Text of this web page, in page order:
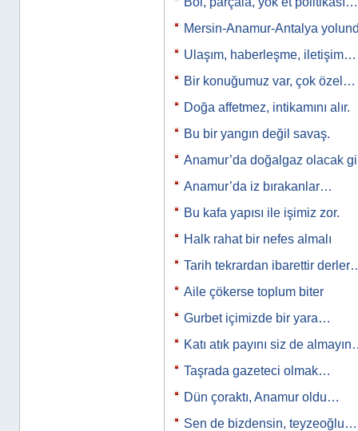
Mersin-Anamur-Antalya
Ulaşım, haberleşme, iletişim…
Bir konuğumuz var, çok özel…
Doğa affetmez, intikamını alır.
Bu bir yangın değil savaş.
Anamur’da doğalgaz olacak
Anamur’da iz bırakanlar…
Bu kafa yapısı ile işimiz zor.
Halk rahat bir nefes almalı
Tarih tekrardan ibarettir
Aile çökerse toplum biter
Gurbet içimizde bir yara…
Katı atık payını siz de
Taşrada gazeteci olmak…
Dün çoraktı, Anamur oldu…
Sen de bizdensin, teyzeoğlu…